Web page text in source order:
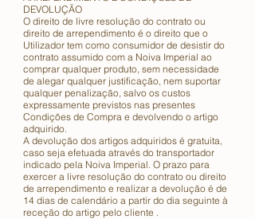
DEVOLUÇÃO
O direito de livre resolução do contrato ou
direito de arrependimento é o direito que o
Utilizador tem como consumidor de desistir do
contrato assumido com a Noiva Imperial ao
comprar qualquer produto, sem necessidade
de alegar qualquer justificação, nem suportar
qualquer penalização, salvo os custos
expressamente previstos nas presentes
Condições de Compra e devolvendo o artigo
adquirido.
A devolução dos artigos adquiridos é gratuita,
caso seja efetuada através do transportador
indicado pela Noiva Imperial. O prazo para
exercer a livre resolução do contrato ou direito
de arrependimento e realizar a devolução é de
14 dias de calendário a partir do dia seguinte à
receção do artigo pelo cliente .